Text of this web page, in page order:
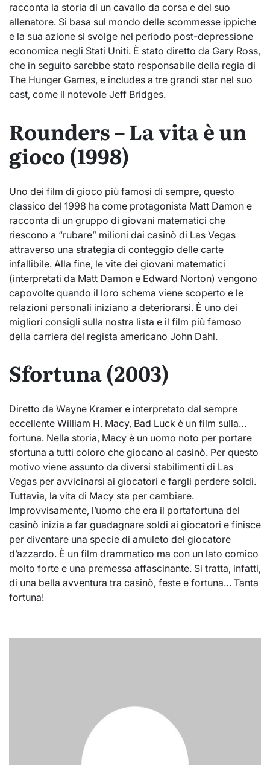
racconta la storia di un cavallo da corsa e del suo
allenatore. Si basa sul mondo delle scommesse ippiche
e la sua azione si svolge nel periodo post-depressione
economica negli Stati Uniti. È stato diretto da Gary Ross,
che in seguito sarebbe stato responsabile della regia di
The Hunger Games, e includes a tre grandi star nel suo
cast, come il notevole Jeff Bridges.
Rounders – La vita è un
gioco (1998)
Uno dei film di gioco più famosi di sempre, questo
classico del 1998 ha come protagonista Matt Damon e
racconta di un gruppo di giovani matematici che
riescono a “rubare” milioni dai casinò di Las Vegas
attraverso una strategia di conteggio delle carte
infallibile. Alla fine, le vite dei giovani matematici
(interpretati da Matt Damon e Edward Norton) vengono
capovolte quando il loro schema viene scoperto e le
relazioni personali iniziano a deteriorarsi. È uno dei
migliori consigli sulla nostra lista e il film più famoso
della carriera del regista americano John Dahl.
Sfortuna (2003)
Diretto da Wayne Kramer e interpretato dal sempre
eccellente William H. Macy, Bad Luck è un film sulla…
fortuna. Nella storia, Macy è un uomo noto per portare
sfortuna a tutti coloro che giocano al casinò. Per questo
motivo viene assunto da diversi stabilimenti di Las
Vegas per avvicinarsi ai giocatori e fargli perdere soldi.
Tuttavia, la vita di Macy sta per cambiare.
Improvvisamente, l’uomo che era il portafortuna del
casinò inizia a far guadagnare soldi ai giocatori e finisce
per diventare una specie di amuleto del giocatore
d’azzardo. È un film drammatico ma con un lato comico
molto forte e una premessa affascinante. Si tratta, infatti,
di una bella avventura tra casinò, feste e fortuna… Tanta
fortuna!